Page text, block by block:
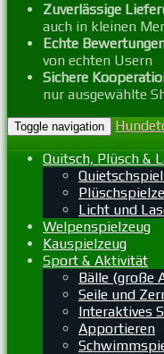
Zuverlässige
auch in kleinen
Echte
von echten Usern
Sichere
nur ausgewählte
Toggle navigation
Quitsch, Plüsch &
Licht und
Welpenspielzeug
Kauspielzeug
Sport & Aktivität
Bälle (große
Seile und
Interaktives
Apportieren